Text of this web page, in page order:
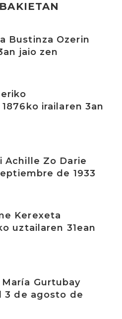
Bustinza Ozerin
jaio zen
irailaren 3an
Achille Zo Darie
de 1933
Kerexeta
uztailaren 31ean
Gurtubay
3 de agosto de